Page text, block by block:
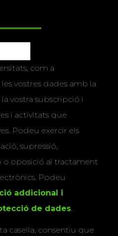
com a
vostres dades amb la
vostra subscripció i
i activitats que
Podeu exercir els
supressió,
oposició al tractament
Podeu
addicional i
de dades.
casella, consentiu que